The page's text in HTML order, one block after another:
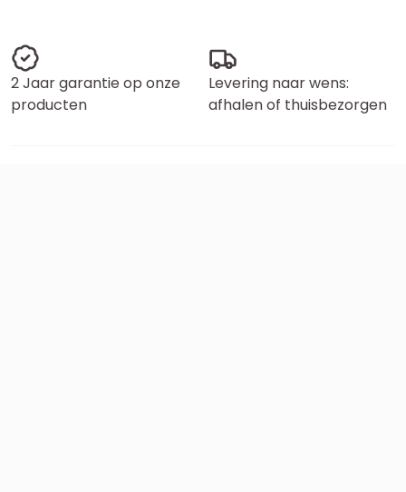
2 Jaar garantie op onze
producten
Levering naar wens:
afhalen of thuisbezorgen